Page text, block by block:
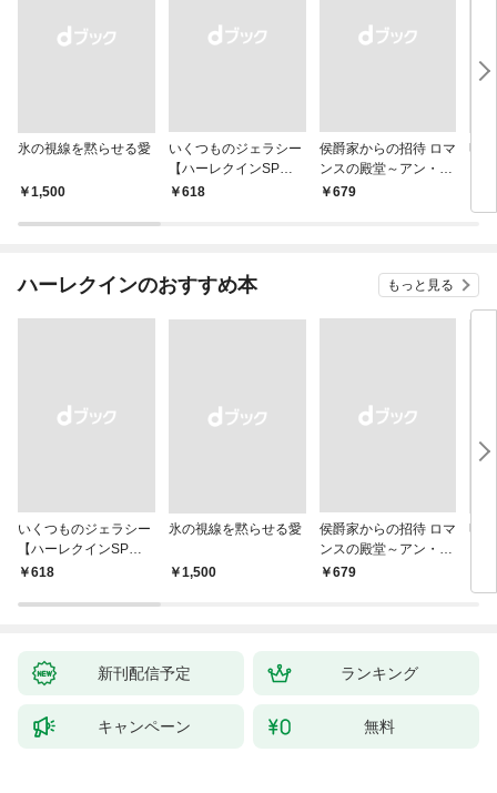
氷の視線を黙らせる愛
￥1,500
いくつものジェラシー
【ハーレクインSP文
庫版】
￥618
侯爵家からの招待 ロマ
ンスの殿堂～アン・メ
イザー名作選 2～【ハ
￥679
明
ン
ハーレクインのおすすめ本 もっと見る
いくつものジェラシー
【ハーレクインSP文
庫版】
￥618
氷の視線を黙らせる愛
￥1,500
侯爵家からの招待 ロマ
ンスの殿堂～アン・メ
イザー名作選 2～【ハ
￥679
明
ン
新刊配信予定 ランキング
キャンペーン 無料